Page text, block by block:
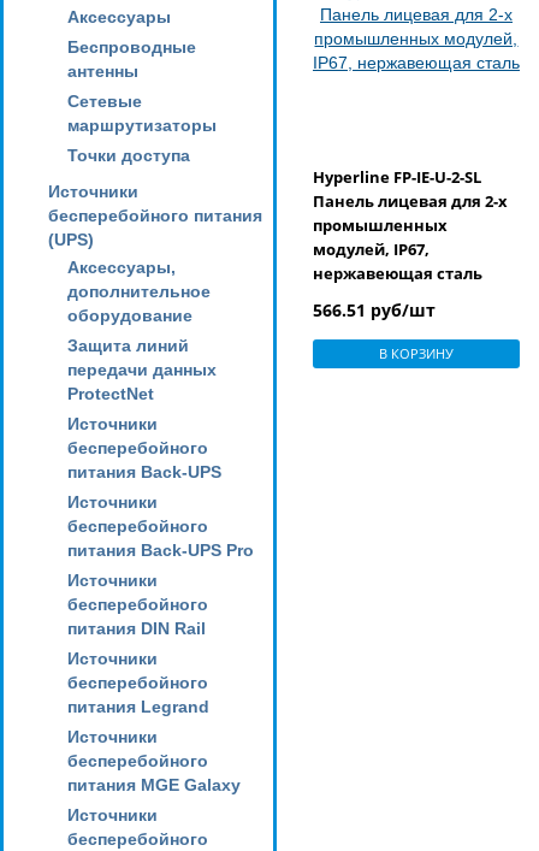
Аксессуары
Беспроводные
антенны
Сетевые
маршрутизаторы
Точки доступа
Источники
бесперебойного питания
(UPS)
Аксессуары,
дополнительное
оборудование
Защита линий
передачи данных
ProtectNet
Источники
бесперебойного
питания Back-UPS
Источники
бесперебойного
питания Back-UPS Pro
Источники
бесперебойного
питания DIN Rail
Источники
бесперебойного
питания Legrand
Источники
бесперебойного
питания MGE Galaxy
Источники
бесперебойного
Hyperline FP-IE-U-2-SL
Панель лицевая для 2-х
промышленных
модулей, IP67,
нержавеющая сталь
566.51 руб/шт
В КОРЗИНУ